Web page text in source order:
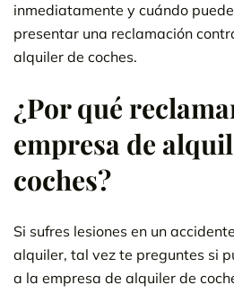
inmediatamente y cuándo
presentar una reclamación
alquiler de coches.
¿Por qué
empresa de
coches?
Si sufres lesiones en un
alquiler, tal vez te preguntes si
a la empresa de alquiler de